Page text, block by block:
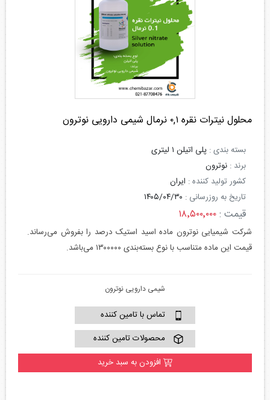
محلول نیترات نقره ۰,۱ نرمال شیمی دارویی نوترون
بسته بندی : پلی اتیلن ۱ لیتری
برند : نوترون
کشور تولید کننده : ایران
تاریخ به روزرسانی : ۱۴۰۵/۰۴/۳۰
قیمت :۱۸٬۵۰۰٬۰۰۰
شرکت شیمیایی نوترون ماده اسید استیک درصد را بفروش می‌رساند.
قیمت این ماده متناسب با نوع بسته‌بندی ۱۳۰۰۰۰۰ می‌باشد.
شیمی دارویی نوترون
تماس با تامین کننده
محصولات تامین کننده
افزودن به سبد خرید